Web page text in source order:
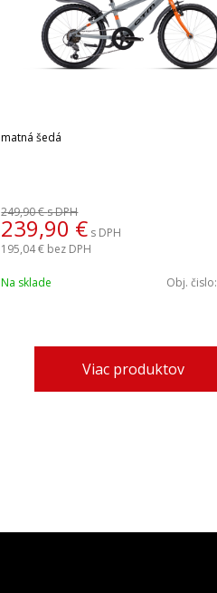
matná šedá
249,90 €s DPH
239,90 € s DPH
195,04 € bez DPH
Na sklade Obj. čislo:
Viac produktov